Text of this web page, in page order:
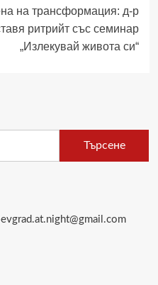
на трансформация: д-р
ритрийт със семинар
„Излекувай живота си“
Търсене